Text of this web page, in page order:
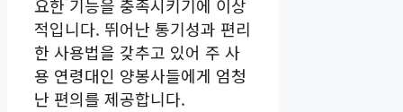
요한 기능을 충족시키기에 이상
적입니다. 뛰어난 통기성과 편리
한 사용법을 갖추고 있어 주 사
용 연령대인 양봉사들에게 엄청
난 편의를 제공합니다.